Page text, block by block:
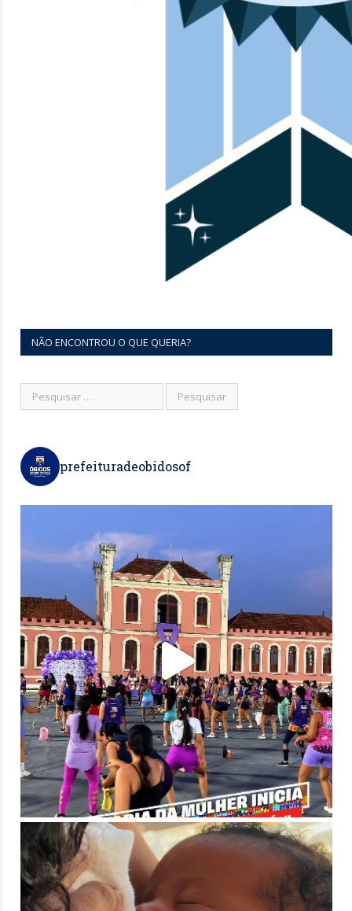
NÃO ENCONTROU O QUE QUERIA?
prefeituradeobidosof